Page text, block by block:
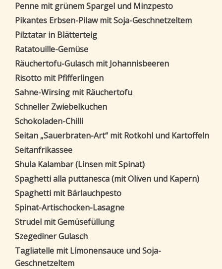
Penne mit grünem Spargel und Minzpesto
Pikantes Erbsen-Pilaw mit Soja-Geschnetzeltem
Pilztatar in Blätterteig
Ratatouille-Gemüse
Räuchertofu-Gulasch mit Johannisbeeren
Risotto mit Pfifferlingen
Sahne-Wirsing mit Räuchertofu
Schneller Zwiebelkuchen
Schokoladen-Chilli
Seitan „Sauerbraten-Art“ mit Rotkohl und Kartoffeln
Seitanfrikassee
Shula Kalambar (Linsen mit Spinat)
Spaghetti alla puttanesca (mit Oliven und Kapern)
Spaghetti mit Bärlauchpesto
Spinat-Artischocken-Lasagne
Strudel mit Gemüsefüllung
Szegediner Gulasch
Tagliatelle mit Limonensauce und Soja-
Geschnetzeltem